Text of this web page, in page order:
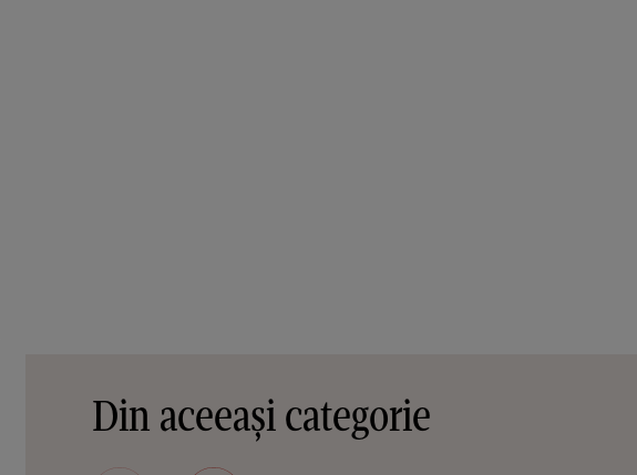
Din aceeași categorie